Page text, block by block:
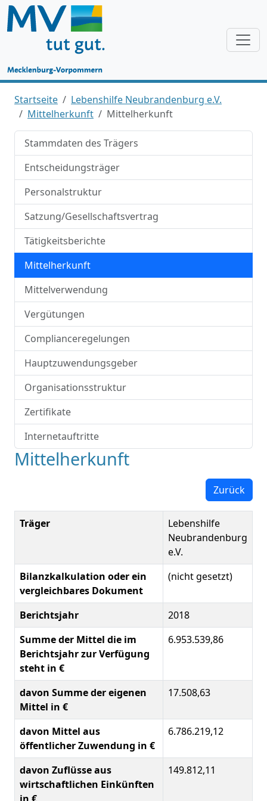
Startseite
Lebenshilfe Neubrandenburg e.V.
Mittelherkunft
Mittelherkunft
Stammdaten des Trägers
Entscheidungsträger
Personalstruktur
Satzung/Gesellschaftsvertrag
Tätigkeitsberichte
Mittelherkunft
Mittelverwendung
Vergütungen
Complianceregelungen
Hauptzuwendungsgeber
Organisationsstruktur
Zertifikate
Internetauftritte
Mittelherkunft
Zurück
Träger
Lebenshilfe
Neubrandenburg
e.V.
Bilanzkalkulation oder ein
vergleichbares Dokument
(nicht gesetzt)
Berichtsjahr
2018
Summe der Mittel die im
Berichtsjahr zur Verfügung
steht in €
6.953.539,86
davon Summe der eigenen
Mittel in €
17.508,63
davon Mittel aus
öffentlicher Zuwendung in €
6.786.219,12
davon Zuflüsse aus
wirtschaftlichen Einkünften
149.812,11